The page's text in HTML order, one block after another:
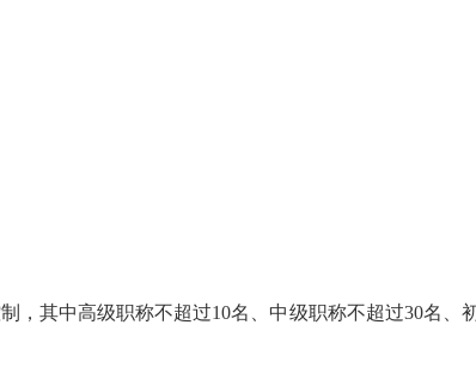
，其中高级职称不超过10名、中级职称不超过30名、